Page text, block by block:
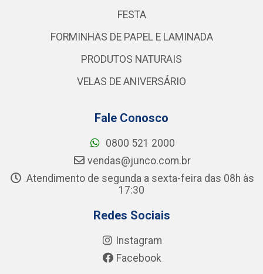
FESTA
FORMINHAS DE PAPEL E LAMINADA
PRODUTOS NATURAIS
VELAS DE ANIVERSÁRIO
Fale Conosco
0800 521 2000
vendas@junco.com.br
Atendimento de segunda a sexta-feira das 08h às
17:30
Redes Sociais
Instagram
Facebook